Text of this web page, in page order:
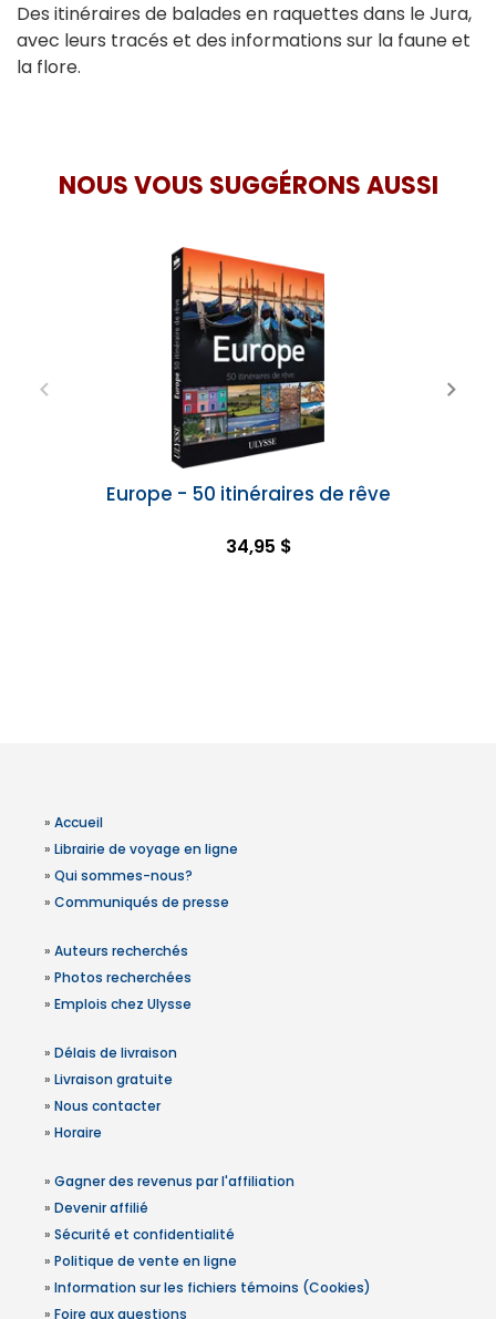
Des itinéraires de balades en raquettes dans le Jura,
avec leurs tracés et des informations sur la faune et
la flore.
NOUS VOUS SUGGÉRONS AUSSI
Europe - 50 itinéraires de rêve
34,95 $
» Accueil
» Librairie de voyage en ligne
» Qui sommes-nous?
» Communiqués de presse
» Auteurs recherchés
» Photos recherchées
» Emplois chez Ulysse
» Délais de livraison
» Livraison gratuite
» Nous contacter
» Horaire
» Gagner des revenus par l'affiliation
» Devenir affilié
» Sécurité et confidentialité
» Politique de vente en ligne
» Information sur les fichiers témoins (Cookies)
» Foire aux questions